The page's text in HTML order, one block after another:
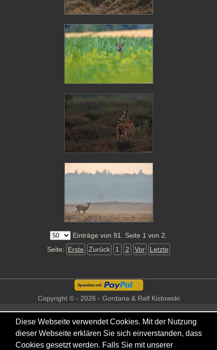
Einträge von 91. Seite 1 von 2.
Seite: Erste Zurück 1 2 Vor Letzte
Copyright © - 2026 - Gordana & Ralf Kistowski
Diese Webseite verwendet Cookies. Mit der Nutzung
dieser Webseite erklären Sie sich einverstanden, dass
Cookies gesetzt werden. Falls Sie mit unserer